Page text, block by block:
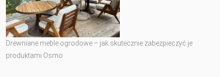
Drewniane meble ogrodowe – jak skutecznie zabezpieczyć je
produktami Osmo